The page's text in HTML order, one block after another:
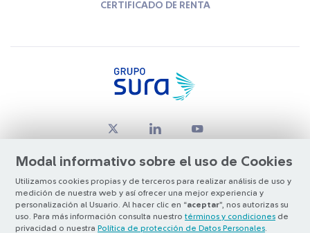
Modal informativo sobre el uso de Cookies
Utilizamos cookies propias y de terceros para realizar análisis de uso y
medición de nuestra web y así ofrecer una mejor experiencia y
personalización al Usuario. Al hacer clic en “aceptar”, nos autorizas su
uso. Para más información consulta nuestro términos y condiciones de
privacidad o nuestra Política de protección de Datos Personales
CERTIFICADO DE RENTA
© Copyright Grupo SURA 2026